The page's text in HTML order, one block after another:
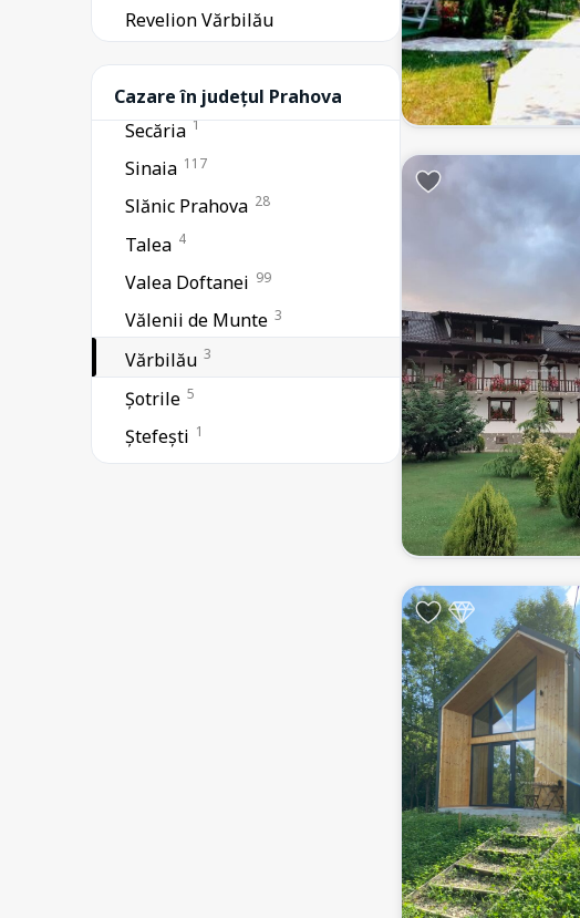
Revelion Vărbilău
Cazare în județul Prahova
Provița de Sus 4
Scorțeni 1
Secăria 1
Sinaia 117
Slănic Prahova 28
Talea 4
Valea Doftanei 99
Vălenii de Munte 3
Vărbilău 3
Șotrile 5
Ștefești 1